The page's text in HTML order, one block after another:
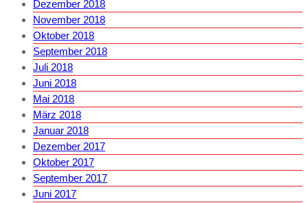
Dezember 2018
November 2018
Oktober 2018
September 2018
Juli 2018
Juni 2018
Mai 2018
März 2018
Januar 2018
Dezember 2017
Oktober 2017
September 2017
Juni 2017